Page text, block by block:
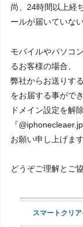
尚、24時間以上経
ールが届いていな
モバイルやパソコ
るお客様の場合、
弊社からお送りす
をお届する事がで
ドメイン設定を解
『
お願い申し上げます
どうぞご理解とご
スマートクリ